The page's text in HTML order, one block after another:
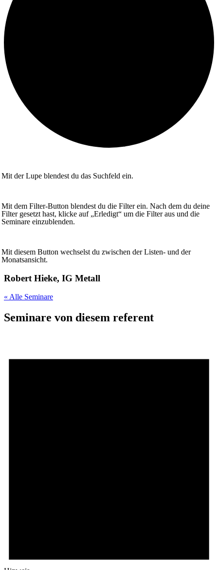
Mit der Lupe blendest du das Suchfeld ein.
Mit dem Filter-Button blendest du die Filter ein. Nach dem du deine
Filter gesetzt hast, klicke auf „Erledigt“ um die Filter aus und die
Seminare einzublenden.
Mit diesem Button wechselst du zwischen der Listen- und der
Monatsansicht.
Robert Hieke, IG Metall
« Alle Seminare
Seminare von diesem referent